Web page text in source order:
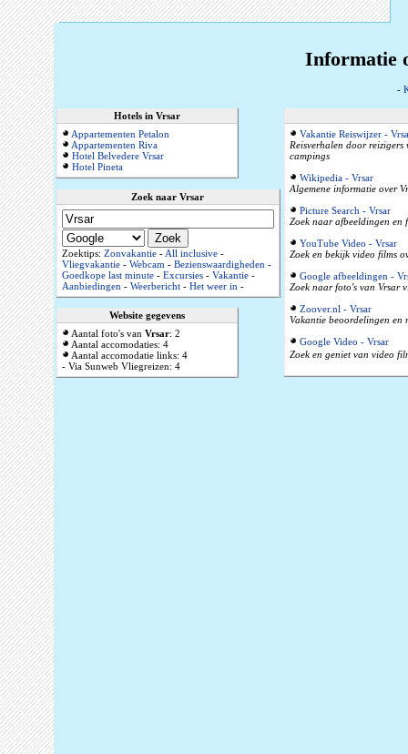
Informatie
-
Hotels in Vrsar
Appartementen Petalon
Appartementen Riva
Hotel Belvedere Vrsar
Hotel Pineta
Zoek naar Vrsar
Zoektips: Zonvakantie-All inclusive-
Vliegvakantie- Webcam- Bezienswaardigheden-
Goedkope last minute- Excursies- Vakantie-
Aanbiedingen- Weerbericht- Het weer in-
Website gegevens
Aantal foto's van Vrsar: 2
Aantal accomodaties: 4
Aantal accomodatie links: 4
- Via Sunweb Vliegreizen: 4
Vakantie Reiswijzer -
Reisverhalen door reizigers
campings
Wikipedia - Vrsar
Algemene informatie over
Picture Search - Vrsar
Zoek naar afbeeldingen en
YouTube Video - Vrsar
Zoek en bekijk video films
Google afbeeldingen -
Zoek naar foto's van Vrsar
Zoover.nl - Vrsar
Vakantie beoordelingen en
Google Video - Vrsar
Zoek en geniet van video